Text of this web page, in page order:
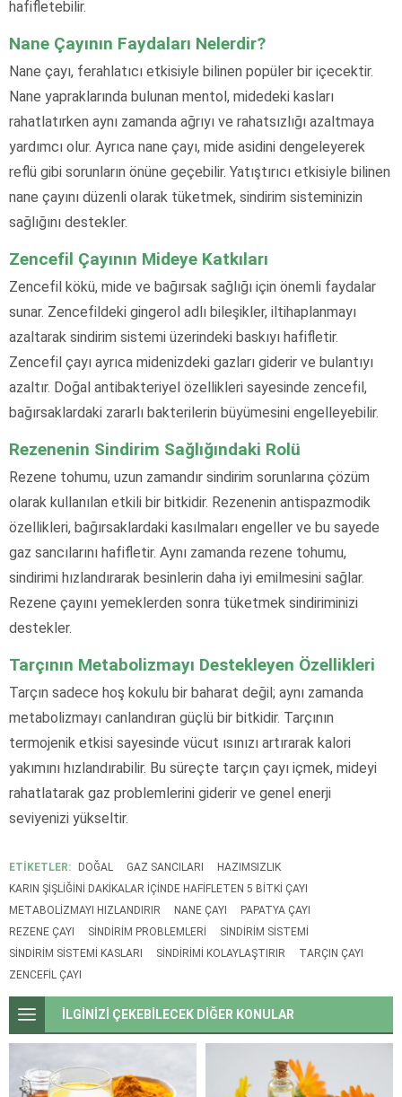
hafifletebilir.
Nane Çayının Faydaları Nelerdir?
Nane çayı, ferahlatıcı etkisiyle bilinen popüler bir içecektir.
Nane yapraklarında bulunan mentol, midedeki kasları
rahatlatırken aynı zamanda ağrıyı ve rahatsızlığı azaltmaya
yardımcı olur. Ayrıca nane çayı, mide asidini dengeleyerek
reflü gibi sorunların önüne geçebilir. Yatıştırıcı etkisiyle bilinen
nane çayını düzenli olarak tüketmek, sindirim sisteminizin
sağlığını destekler.
Zencefil Çayının Mideye Katkıları
Zencefil kökü, mide ve bağırsak sağlığı için önemli faydalar
sunar. Zencefildeki gingerol adlı bileşikler, iltihaplanmayı
azaltarak sindirim sistemi üzerindeki baskıyı hafifletir.
Zencefil çayı ayrıca midenizdeki gazları giderir ve bulantıyı
azaltır. Doğal antibakteriyel özellikleri sayesinde zencefil,
bağırsaklardaki zararlı bakterilerin büyümesini engelleyebilir.
Rezenenin Sindirim Sağlığındaki Rolü
Rezene tohumu, uzun zamandır sindirim sorunlarına çözüm
olarak kullanılan etkili bir bitkidir. Rezenenin antispazmodik
özellikleri, bağırsaklardaki kasılmaları engeller ve bu sayede
gaz sancılarını hafifletir. Aynı zamanda rezene tohumu,
sindirimi hızlandırarak besinlerin daha iyi emilmesini sağlar.
Rezene çayını yemeklerden sonra tüketmek sindiriminizi
destekler.
Tarçının Metabolizmayı Destekleyen Özellikleri
Tarçın sadece hoş kokulu bir baharat değil; aynı zamanda
metabolizmayı canlandıran güçlü bir bitkidir. Tarçının
termojenik etkisi sayesinde vücut ısınızı artırarak kalori
yakımını hızlandırabilir. Bu süreçte tarçın çayı içmek, mideyi
rahatlatarak gaz problemlerini giderir ve genel enerji
seviyenizi yükseltir.
ETİKETLER: DOĞAL GAZ SANCILARI
HAZIMSIZLIK
KARIN ŞIŞLIĞINI DAKIKALAR IÇINDE HAFIFLETEN 5 BITKI ÇAYI
METABOLIZMAYI HIZLANDIRIR
NANE ÇAYI
PAPATYA ÇAYI
REZENE ÇAYI
SINDIRIM PROBLEMLERI
SINDIRIM SISTEMI
SINDIRIM SISTEMI KASLARI
SINDIRIMI KOLAYLAŞTIRIR
TARÇIN ÇAYI
ZENCEFIL ÇAYI
İLGİNİZİ ÇEKEBİLECEK DİĞER KONULAR